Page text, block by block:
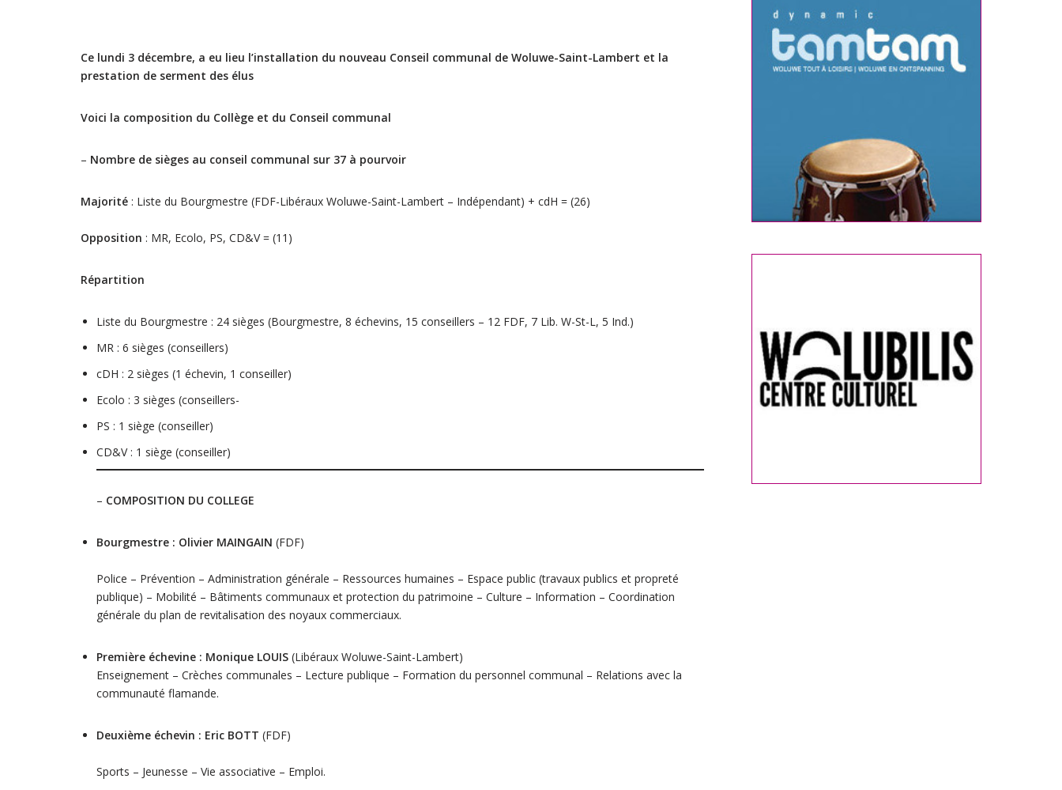
Ce lundi 3 décembre, a eu lieu l’installation du nouveau Conseil communal de Woluwe-Saint-Lambert et la
prestation de serment des élus
Voici la composition du Collège et du Conseil communal
– Nombre de sièges au conseil communal sur 37 à pourvoir
Majorité : Liste du Bourgmestre (FDF-Libéraux Woluwe-Saint-Lambert – Indépendant) + cdH = (26)
Opposition : MR, Ecolo, PS, CD&V = (11)
Répartition
Liste du Bourgmestre : 24 sièges (Bourgmestre, 8 échevins, 15 conseillers – 12 FDF, 7 Lib. W-St-L, 5 Ind.)
MR : 6 sièges (conseillers)
cDH : 2 sièges (1 échevin, 1 conseiller)
Ecolo : 3 sièges (conseillers-
PS : 1 siège (conseiller)
CD&V : 1 siège (conseiller)
– COMPOSITION DU COLLEGE
Bourgmestre : Olivier MAINGAIN (FDF)
Police – Prévention – Administration générale – Ressources humaines – Espace public (travaux publics et propreté
publique) – Mobilité – Bâtiments communaux et protection du patrimoine – Culture – Information – Coordination
générale du plan de revitalisation des noyaux commerciaux.
Première échevine : Monique LOUIS (Libéraux Woluwe-Saint-Lambert)
Enseignement – Crèches communales – Lecture publique – Formation du personnel communal – Relations avec la
communauté flamande.
Deuxième échevin : Eric BOTT (FDF)
Sports – Jeunesse – Vie associative – Emploi.